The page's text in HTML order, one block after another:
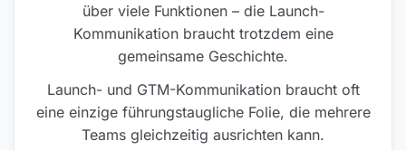
über viele Funktionen – die Launch-
Kommunikation braucht trotzdem eine
gemeinsame Geschichte.
Launch- und GTM-Kommunikation braucht oft
eine einzige führungstaugliche Folie, die mehrere
Teams gleichzeitig ausrichten kann.